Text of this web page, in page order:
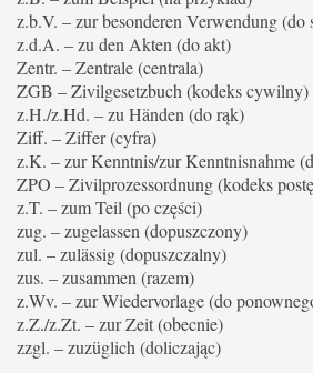
z.b.V. – zur besonderen Verwendung (do
z.d.A. – zu den Akten (do akt)
Zentr. – Zentrale (centrala)
ZGB – Zivilgesetzbuch (kodeks cywilny)
z.H./z.Hd. – zu Händen (do rąk)
Ziff. – Ziffer (cyfra)
z.K. – zur Kenntnis/zur Kenntnisnahme
ZPO – Zivilprozessordnung (kodeks
z.T. – zum Teil (po części)
zug. – zugelassen (dopuszczony)
zul. – zulässig (dopuszczalny)
zus. – zusammen (razem)
z.Wv. – zur Wiedervorlage (do
z.Z./z.Zt. – zur Zeit (obecnie)
zzgl. – zuzüglich (doliczając)